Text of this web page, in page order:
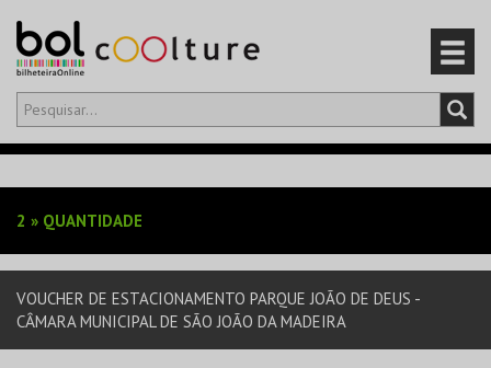
Olá,iniciar sessão
EVENTOS
CARTÕES
2 » QUANTIDADE
VOUCHER DE ESTACIONAMENTO PARQUE JOÃO DE DEUS -
CÂMARA MUNICIPAL DE SÃO JOÃO DA MADEIRA